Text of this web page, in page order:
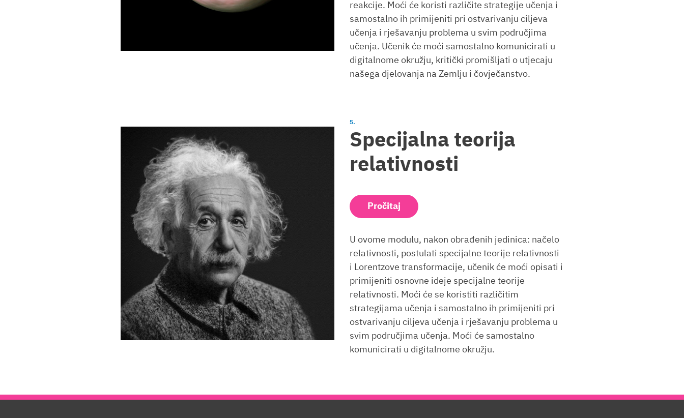
reakcije. Moći će koristi različite strategije učenja i
samostalno ih primijeniti pri ostvarivanju ciljeva
učenja i rješavanju problema u svim područjima
učenja. Učenik će moći samostalno komunicirati u
digitalnome okružju, kritički promišljati o utjecaju
našega djelovanja na Zemlju i čovječanstvo.
Specijalna teorija
relativnosti
Pročitaj
U ovome modulu, nakon obrađenih jedinica: načelo
relativnosti, postulati specijalne teorije relativnosti
i Lorentzove transformacije, učenik će moći opisati i
primijeniti osnovne ideje specijalne teorije
relativnosti. Moći će se koristiti različitim
strategijama učenja i samostalno ih primijeniti pri
ostvarivanju ciljeva učenja i rješavanju problema u
svim područjima učenja. Moći će samostalno
komunicirati u digitalnome okružju.